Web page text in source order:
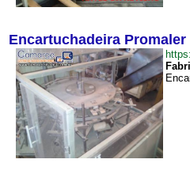
Encartuchadeira Promaler